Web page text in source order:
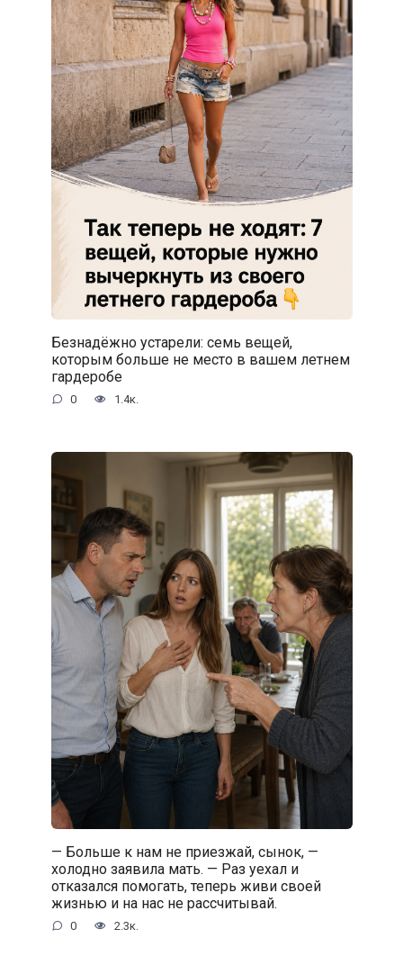
Безнадёжно устарели: семь вещей,
которым больше не место в вашем летнем
гардеробе
0 1.4к.
— Больше к нам не приезжай, сынок, —
холодно заявила мать. — Раз уехал и
отказался помогать, теперь живи своей
жизнью и на нас не рассчитывай.
0 2.3к.